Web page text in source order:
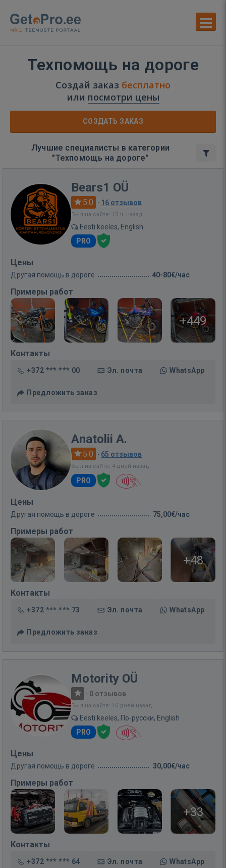
Техпомощь на дороге
Создай заказ бесплатно
или посмотри цены
СОЗДАТЬ ЗАКАЗ
Лучшие специалисты в категории
"Техпомощь на дороге"
Bears1 OÜ
5.0 · 16 отзывов
Был на сайте: 15 ч. назад
Eesti keeles, English
PRO
Цены
Другая помощь в дороге 40-80€/час
Примеры работ
+449
Контакты
+372 *** *** 00 Эл. почта WhatsApp
Предложить заказ
Anatolii A.
5.0 · 65 отзывов
Был на сайте: 4 дней назад
PRO
Цены
Другая помощь в дороге 75,00€/час
Примеры работ
+48
Контакты
+372 *** *** 73 Эл. почта WhatsApp
Предложить заказ
Motority OÜ
· 0 отзывов
Был на сайте: 16 дней назад
Eesti keeles, По-русски, English
PRO
Цены
Другая помощь в дороге 30,00€/час
Примеры работ
+33
Контакты
+372 *** *** 64 Эл. почта WhatsApp